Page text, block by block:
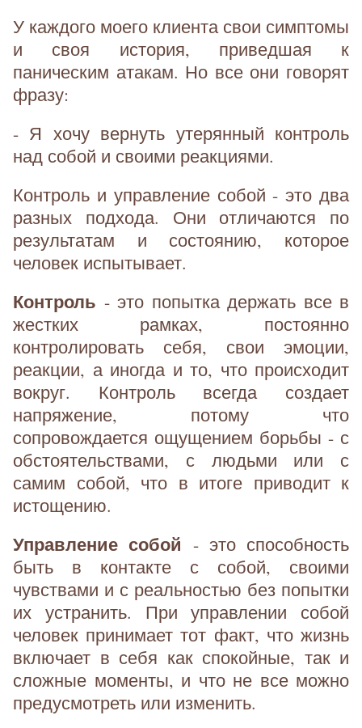
У каждого моего клиента свои симптомы
и своя история, приведшая к
паническим атакам. Но все они говорят
фразу:
- Я хочу вернуть утерянный контроль
над собой и своими реакциями.
Контроль и управление собой - это два
разных подхода. Они отличаются по
результатам и состоянию, которое
человек испытывает.
Контроль - это попытка держать все в
жестких рамках, постоянно
контролировать себя, свои эмоции,
реакции, а иногда и то, что происходит
вокруг. Контроль всегда создает
напряжение, потому что
сопровождается ощущением борьбы - с
обстоятельствами, с людьми или с
самим собой, что в итоге приводит к
истощению.
Управление собой - это способность
быть в контакте с собой, своими
чувствами и с реальностью без попытки
их устранить. При управлении собой
человек принимает тот факт, что жизнь
включает в себя как спокойные, так и
сложные моменты, и что не все можно
предусмотреть или изменить.